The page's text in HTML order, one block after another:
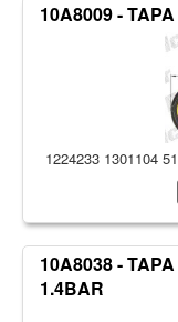
10A8009 -
1224233 1301104
10A8038 -
1.4BAR